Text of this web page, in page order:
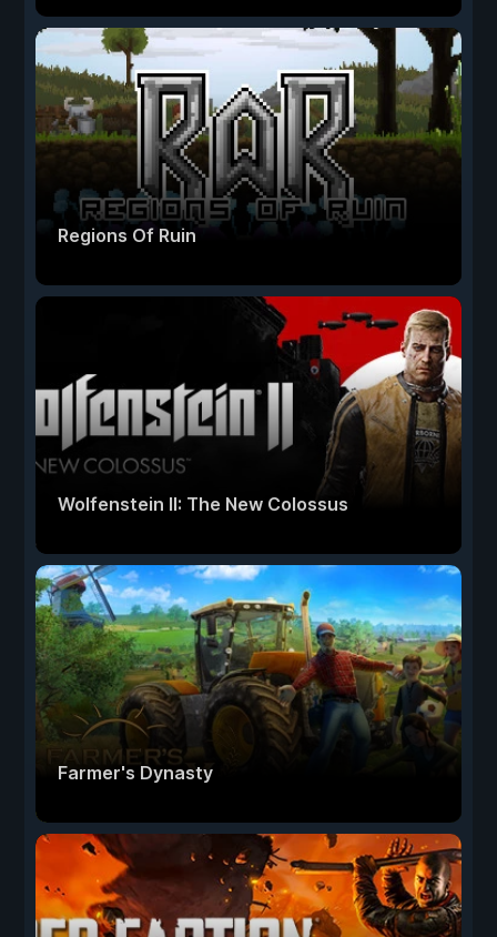
Regions Of Ruin
Wolfenstein II: The New Colossus
Farmer's Dynasty